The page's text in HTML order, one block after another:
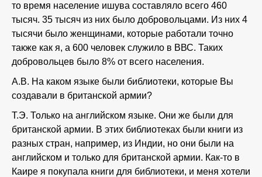
то время население ишува составляло всего 460
тысяч. 35 тысяч из них было добровольцами. Из них 4
тысячи было женщинами, которые работали точно
также как я, а 600 человек служило в ВВС. Таких
добровольцев было 8% от всего населения.
А.В. На каком языке были библиотеки, которые Вы
создавали в британской армии?
Т.Э. Только на английском языке. Они же были для
британской армии. В этих библиотеках были книги из
разных стран, например, из Индии, но они были на
английском и только для британской армии. Как-то в
Каире я покупала книги для библиотеки, и меня хотели